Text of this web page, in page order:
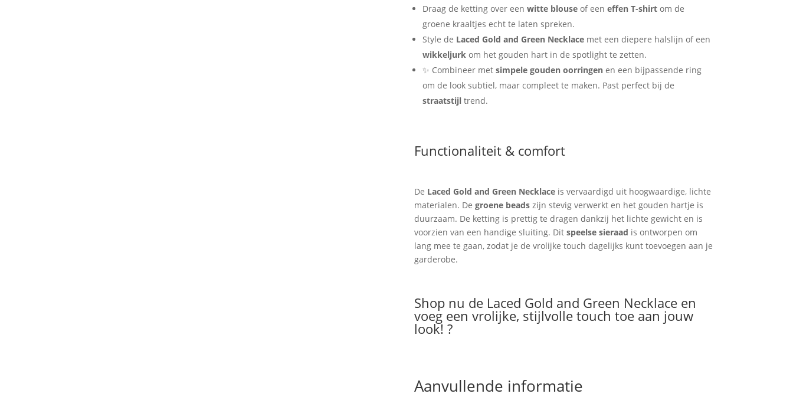
Draag de ketting over een witte blouseof een effen T-shirtom de
groene kraaltjes echt te laten spreken.
Style de Laced Gold and Green Necklacemet een diepere halslijn of een
wikkeljurkom het gouden hart in de spotlight te zetten.
✨ Combineer met simpele gouden oorringenen een bijpassende ring
om de look subtiel, maar compleet te maken. Past perfect bij de
straatstijltrend.
Functionaliteit & comfort
De Laced Gold and Green Necklaceis vervaardigd uit hoogwaardige, lichte
materialen. De groene beadszijn stevig verwerkt en het gouden hartje is
duurzaam. De ketting is prettig te dragen dankzij het lichte gewicht en is
voorzien van een handige sluiting. Dit speelse sieraad is ontworpen om
lang mee te gaan, zodat je de vrolijke touch dagelijks kunt toevoegen aan je
garderobe.
Shop nu de Laced Gold and Green Necklace en
voeg een vrolijke, stijlvolle touch toe aan jouw
look! ?
Aanvullende informatie